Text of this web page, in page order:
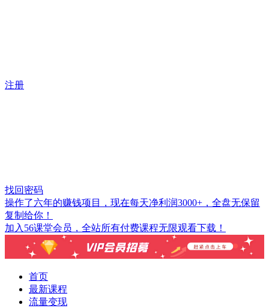
注册
找回密码
操作了六年的赚钱项目，现在每天净利润3000+，全盘无保留
复制给你！
加入56课堂会员，全站所有付费课程无限观看下载！
首页
最新课程
流量变现